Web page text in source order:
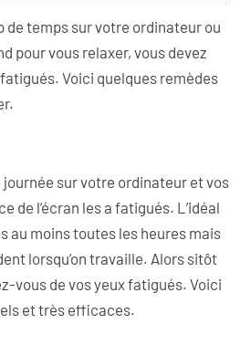
de temps sur votre ordinateur ou
pour vous relaxer, vous devez
Voici quelques remèdes
journée sur votre ordinateur et vos
de l’écran les a fatigués. L’idéal
au moins toutes les heures mais
lorsqu’on travaille. Alors sitôt
vous de vos yeux fatigués. Voici
et très efficaces.